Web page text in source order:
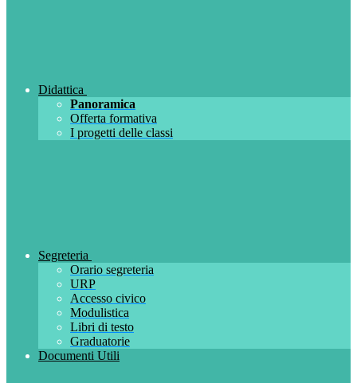
Didattica
Panoramica
Offerta formativa
I progetti delle classi
Segreteria
Orario segreteria
URP
Accesso civico
Modulistica
Libri di testo
Graduatorie
Documenti Utili